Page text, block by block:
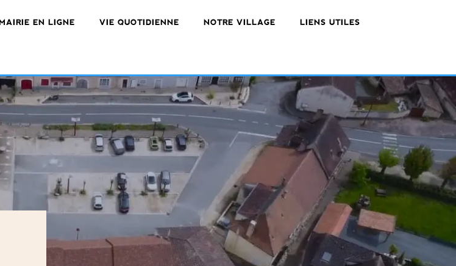
MAIRIE EN LIGNE VIE QUOTIDIENNE NOTRE VILLAGE LIENS UTILES